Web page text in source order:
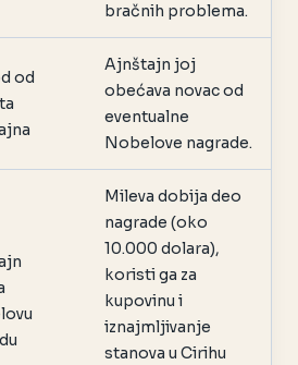
bračnih problema.
od
Ajnštajn joj
obećava novac od
eventualne
Nobelove nagrade.
Mileva dobija deo
nagrade (oko
10.000 dolara),
koristi ga za
kupovinu i
iznajmljivanje
stanova u Cirihu